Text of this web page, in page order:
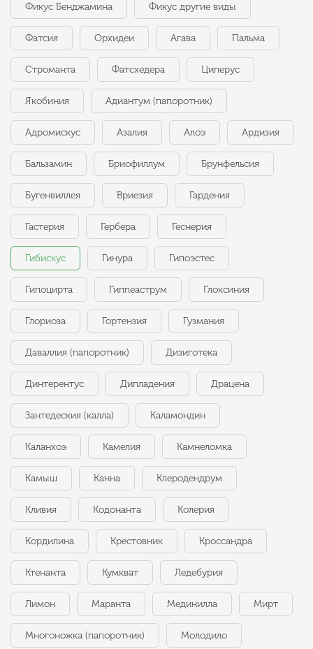
Фикус Бенджамина Фикус другие виды
Фатсия Орхидеи Агава Пальма
Строманта Фатсхедера Циперус
Якобиния Адиантум (папоротник)
Адромискус Азалия Алоэ Ардизия
Бальзамин Бриофиллум Брунфельсия
Бугенвиллея Вриезия Гардения
Гастерия Гербера Геснерия
Гибискус Гинура Гипоэстес
Гипоцирта Гиппеаструм Глоксиния
Глориоза Гортензия Гузмания
Даваллия (папоротник) Дизиготека
Динтерентус Дипладения Драцена
Зантедеския (калла) Каламондин
Каланхоэ Камелия Камнеломка
Камыш Канна Клеродендрум
Кливия Кодонанта Колерия
Кордилина Крестовник Кроссандра
Ктенанта Кумкват Ледебурия
Лимон Маранта Мединилла Мирт
Многоножка (папоротник) Молодило